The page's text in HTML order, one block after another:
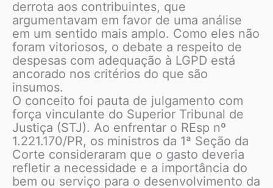
derrota aos contribuintes, que
argumentavam em favor de uma análise
em um sentido mais amplo. Como eles não
foram vitoriosos, o debate a respeito de
despesas com adequação à LGPD está
ancorado nos critérios do que são
insumos.
O conceito foi pauta de julgamento com
força vinculante do Superior Tribunal de
Justiça (STJ). Ao enfrentar o REsp nº
1.221.170/PR, os ministros da 1ª Seção da
Corte consideraram que o gasto deveria
refletir a necessidade e a importância do
bem ou serviço para o desenvolvimento da